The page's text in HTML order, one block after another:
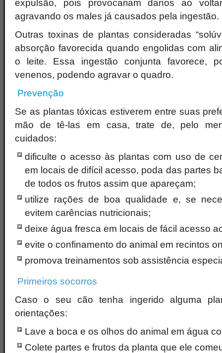
expulsão, pois provocariam danos ao
agravando os males já causados pela ingestão.
Outras toxinas de plantas consideradas
absorção favorecida quando engolidas com
o leite. Essa ingestão conjunta favorece,
venenos, podendo agravar o quadro.
Prevenção
Se as plantas tóxicas estiverem entre suas
mão de tê-las em casa, trate de, pelo
cuidados:
dificulte o acesso às plantas com uso de
em locais de difícil acesso, poda das partes
de todos os frutos assim que apareçam;
utilize rações de boa qualidade e, se
evitem carências nutricionais;
deixe água fresca em locais de fácil acesso
evite o confinamento do animal em recintos
promova treinamentos sob assistência
Primeiros socorros
Caso o seu cão tenha ingerido alguma
orientações:
Lave a boca e os olhos do animal em água
Colete partes e frutos da planta que ele